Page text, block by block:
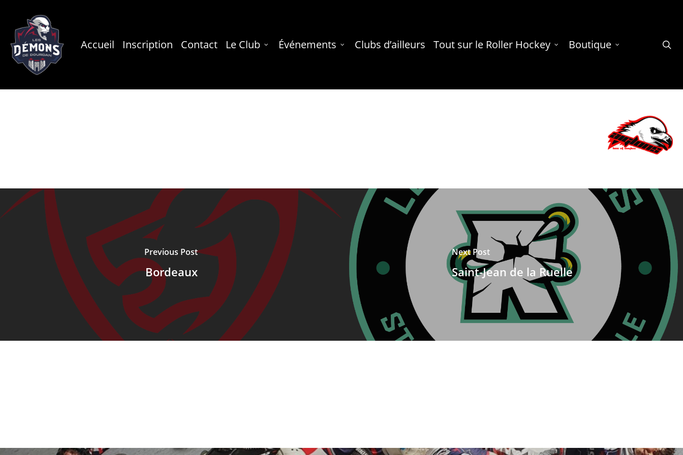
main
content
Accueil Inscription Contact Le Club Événements Clubs d’ailleurs Tout sur le Roller Hockey Boutique
Previous Post
Bordeaux
Next Post
Saint-Jean de la Ruelle